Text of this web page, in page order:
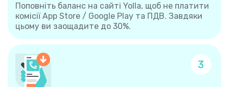
Поповніть баланс на сайті Yolla, щоб не платити
комісії App Store / Google Play та ПДВ. Завдяки
цьому ви заощадите до 30%.
3